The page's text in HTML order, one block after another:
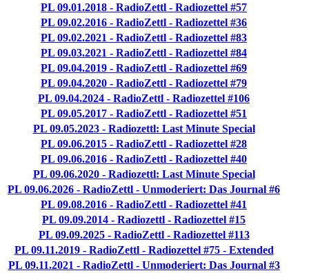
PL 09.01.2018 - RadioZettl - Radiozettel #57
PL 09.02.2016 - RadioZettl - Radiozettel #36
PL 09.02.2021 - RadioZettl - Radiozettel #83
PL 09.03.2021 - RadioZettl - Radiozettel #84
PL 09.04.2019 - RadioZettl - Radiozettel #69
PL 09.04.2020 - RadioZettl - Radiozettel #79
PL 09.04.2024 - RadioZettl - Radiozettel #106
PL 09.05.2017 - RadioZettl - Radiozettel #51
PL 09.05.2023 - Radiozettl: Last Minute Special
PL 09.06.2015 - RadioZettl - Radiozettel #28
PL 09.06.2016 - RadioZettl - Radiozettel #40
PL 09.06.2020 - Radiozettl: Last Minute Special
PL 09.06.2026 - RadioZettl - Unmoderiert: Das Journal #6
PL 09.08.2016 - RadioZettl - Radiozettel #41
PL 09.09.2014 - Radiozettl - Radiozettel #15
PL 09.09.2025 - RadioZettl - Radiozettel #113
PL 09.11.2019 - RadioZettl - Radiozettel #75 - Extended
PL 09.11.2021 - RadioZettl - Unmoderiert: Das Journal #3